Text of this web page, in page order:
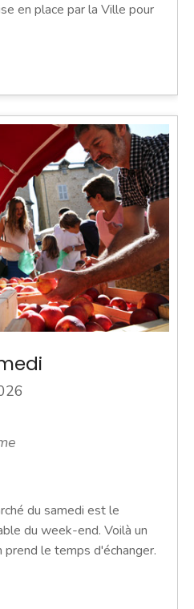
en place par la Ville pour
du samedi est le
du week-end. Voilà un
le temps d'échanger.